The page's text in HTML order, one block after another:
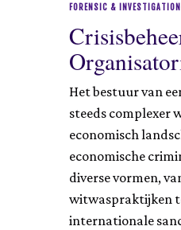
FORENSIC &
Het bestuur van
steeds complexer
economisch
economische
diverse vormen,
witwaspraktijken
internationale